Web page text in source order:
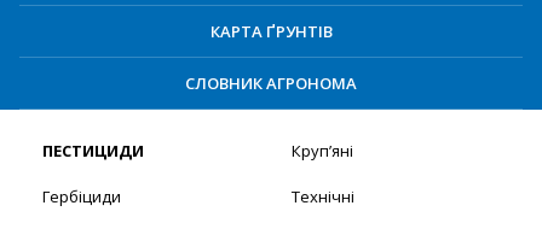
КАРТА ҐРУНТІВ
СЛОВНИК АГРОНОМА
ПЕСТИЦИДИ
Гербіциди
Круп’яні
Технічні